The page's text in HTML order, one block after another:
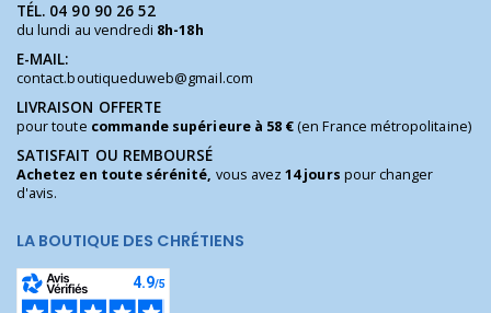
TÉL. 04 90 90 26 52
du lundi au vendredi 8h-18h
E-MAIL:
contact.boutiqueduweb@gmail.com
LIVRAISON OFFERTE
pour toute commande supérieure à 58 €(en France métropolitaine)
SATISFAIT OU REMBOURSÉ
Achetez en toute sérénité, vous avez14 jours pour changer
d'avis.
LA BOUTIQUE DES CHRÉTIENS